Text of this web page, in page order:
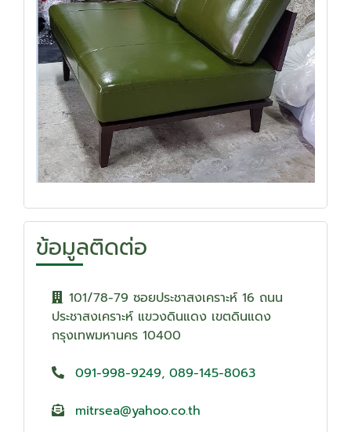
ข้อมูลติดต่อ
101/78-79 ซอยประชาสงเคราะห์ 16 ถนน
ประชาสงเคราะห์ แขวงดินแดง เขตดินแดง
กรุงเทพมหานคร 10400
091-998-9249, 089-145-8063
mitrsea@yahoo.co.th